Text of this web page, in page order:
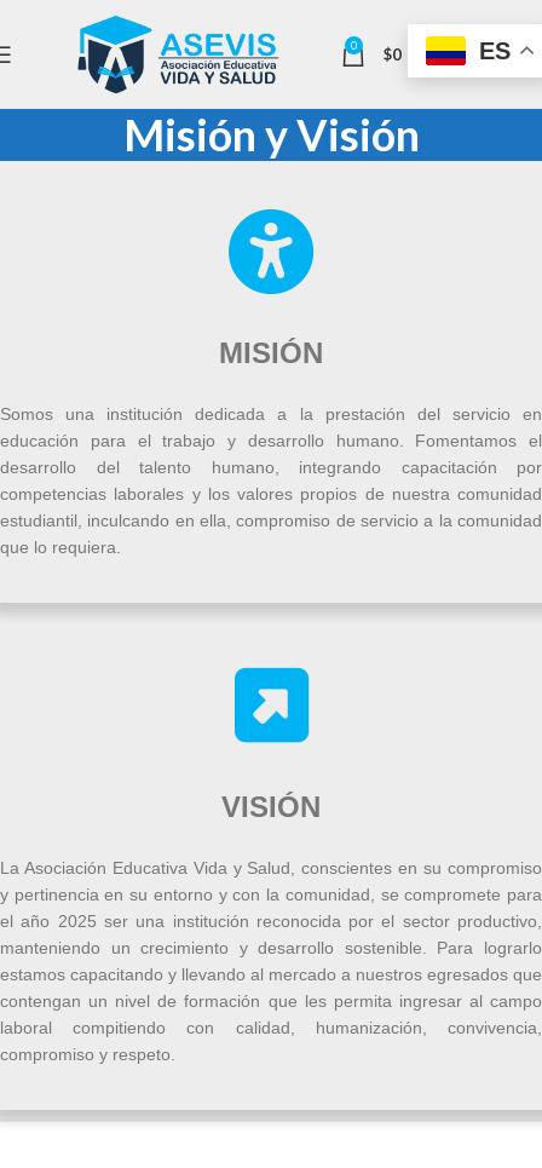
0 $0 ES
Misión y Visión
MISIÓN
Somos una institución dedicada a la prestación del servicio en
educación para el trabajo y desarrollo humano. Fomentamos el
desarrollo del talento humano, integrando capacitación por
competencias laborales y los valores propios de nuestra comunidad
estudiantil, inculcando en ella, compromiso de servicio a la comunidad
que lo requiera.
VISIÓN
La Asociación Educativa Vida y Salud, conscientes en su compromiso
y pertinencia en su entorno y con la comunidad, se compromete para
el año 2025 ser una institución reconocida por el sector productivo,
manteniendo un crecimiento y desarrollo sostenible. Para lograrlo
estamos capacitando y llevando al mercado a nuestros egresados que
contengan un nivel de formación que les permita ingresar al campo
laboral compitiendo con calidad, humanización, convivencia,
compromiso y respeto.